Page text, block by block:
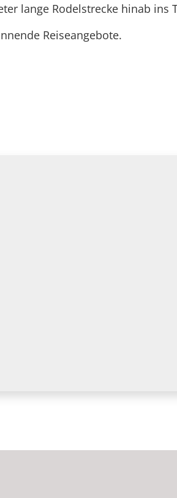
lange Rodelstrecke hinab ins
Reiseangebote.